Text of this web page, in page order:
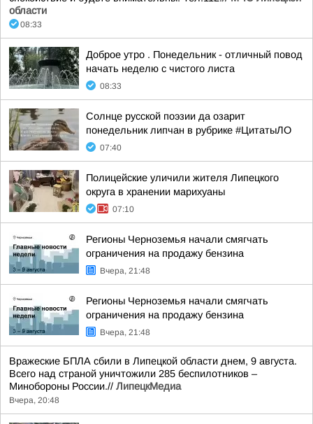
области
08:33
Доброе утро . Понедельник - отличный повод
начать неделю с чистого листа
08:33
Солнце русской поэзии да озарит
понедельник липчан в рубрике #ЦитатыЛО
07:40
Полицейские уличили жителя Липецкого
округа в хранении марихуаны
07:10
Регионы Черноземья начали смягчать
ограничения на продажу бензина
Вчера, 21:48
Регионы Черноземья начали смягчать
ограничения на продажу бензина
Вчера, 21:48
Вражеские БПЛА сбили в Липецкой области днем, 9 августа.
Всего над страной уничтожили 285 беспилотников –
Минобороны России.// ЛипецкМедиа
Вчера, 20:48